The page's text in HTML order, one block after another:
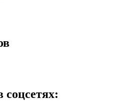
соцсетях: